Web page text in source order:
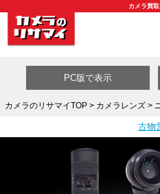
カメラ買
買取カテゴリ一覧
PC版で表示
カメラのリサマイTOP> カメラレンズ>
古物